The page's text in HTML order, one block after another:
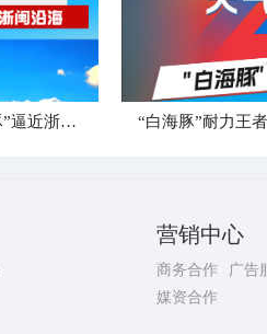
壮观水汽云！台风“白海豚”逼近浙闽沿海
营销中心
商务合作
广告
媒资合作